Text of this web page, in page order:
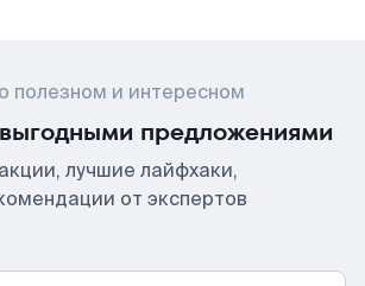
полезном и интересном
предложениями
лучшие лайфхаки,
от экспертов